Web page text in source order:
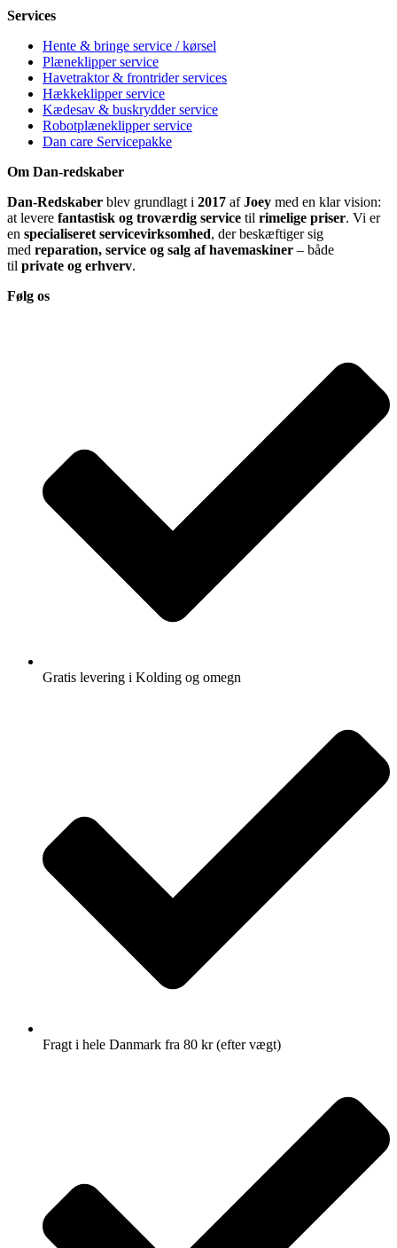
Services
Hente & bringe service / kørsel
Plæneklipper service
Havetraktor & frontrider services
Hækkeklipper service
Kædesav & buskrydder service
Robotplæneklipper service
Dan care Servicepakke
Om Dan-redskaber
Dan-Redskaber blev grundlagt i 2017 afJoey med en klar vision:
at levere fantastisk og troværdig service til rimelige priser. Vi er
en specialiseret servicevirksomhed, der beskæftiger sig
med reparation, service og salg af havemaskiner – både
til private og erhverv.
Følg os
Gratis levering i Kolding og omegn
Fragt i hele Danmark fra 80 kr (efter vægt)